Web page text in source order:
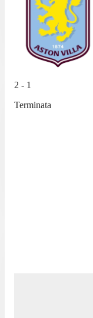
2 - 1
Terminata